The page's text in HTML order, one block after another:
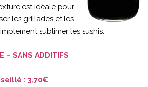
est idéale pour
les grillades et les
sublimer les sushis.
– SANS ADDITIFS
: 3,70€